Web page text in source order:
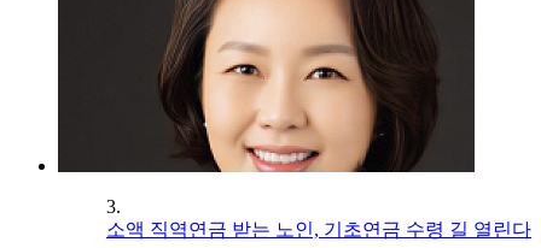
3.
소액 직역연금 받는 노인, 기초연금 수령 길 열린다